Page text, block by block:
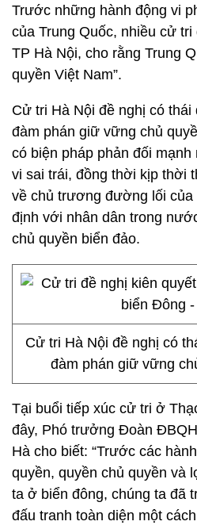
Trước những hành động vi
của Trung Quốc, nhiều cử
TP Hà Nội, cho rằng Trung
quyền Việt Nam”.
Cử tri Hà Nội đề nghị có thái
đàm phán giữ vững chủ
có biện pháp phản đối
vi sai trái, đồng thời kịp thời
về chủ trương đường lối
định với nhân dân trong
chủ quyền biển đảo.
Cử tri Hà Nội đề nghị có
đàm phán giữ vững
Tại buổi tiếp xúc cử tri ở
đây, Phó trưởng Đoàn
Hà cho biết: “Trước các
quyền, quyền chủ quyền và
ta ở biển đông, chúng ta đã
đấu tranh toàn diện một